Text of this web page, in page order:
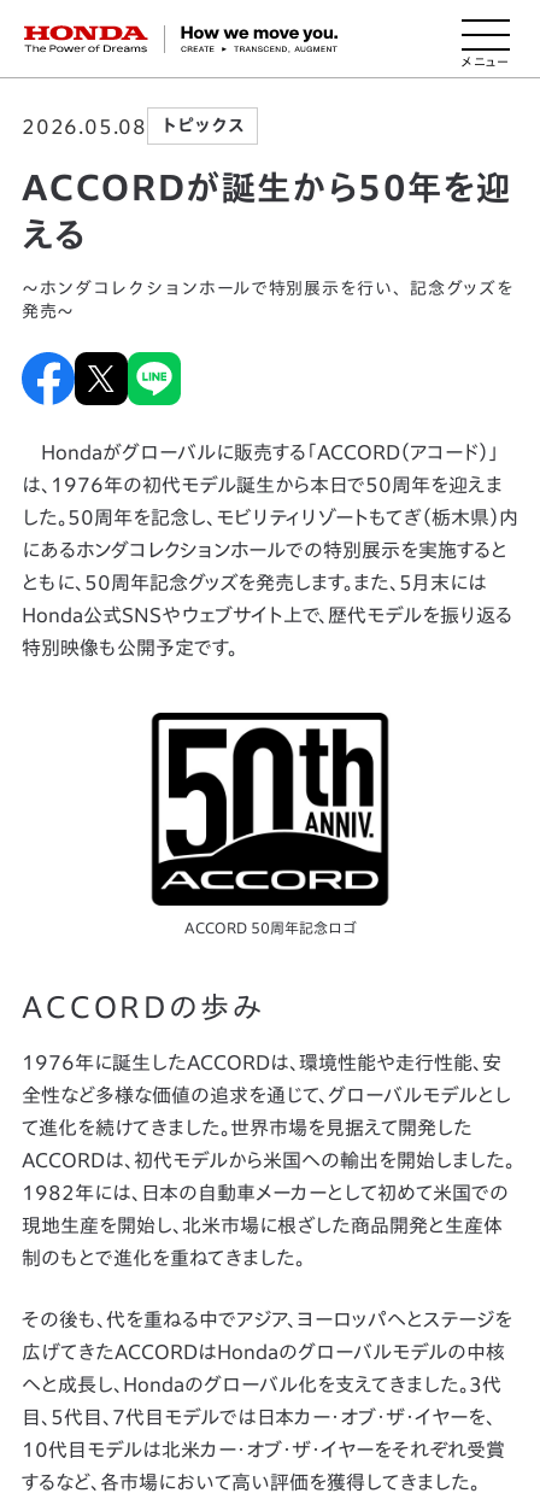
HONDA The Power of Dreams
2026.05.08 トピックス
ACCORDが誕生から50年を迎
える
～ホンダコレクションホールで特別展示を行い、記念グッズを
発売～
Hondaがグローバルに販売する「ACCORD（アコード）」
は、1976年の初代モデル誕生から本日で50周年を迎えま
した。50周年を記念し、モビリティリゾートもてぎ（栃木県）内
にあるホンダコレクションホールでの特別展示を実施すると
ともに、50周年記念グッズを発売します。また、5月末には
Honda公式SNSやウェブサイト上で、歴代モデルを振り返る
特別映像も公開予定です。
ACCORD 50周年記念ロゴ
ACCORDの歩み
1976年に誕生したACCORDは、環境性能や走行性能、安
全性など多様な価値の追求を通じて、グローバルモデルとし
て進化を続けてきました。世界市場を見据えて開発した
ACCORDは、初代モデルから米国への輸出を開始しました。
1982年には、日本の自動車メーカーとして初めて米国での
現地生産を開始し、北米市場に根ざした商品開発と生産体
制のもとで進化を重ねてきました。
その後も、代を重ねる中でアジア、ヨーロッパへとステージを
広げてきたACCORDはHondaのグローバルモデルの中核
へと成長し、Hondaのグローバル化を支えてきました。3代
目、5代目、7代目モデルでは日本カー・オブ・ザ・イヤーを、
10代目モデルは北米カー・オブ・ザ・イヤーをそれぞれ受賞
するなど、各市場において高い評価を獲得してきました。